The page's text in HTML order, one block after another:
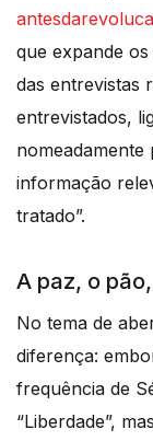
que expande
das entrevistas
entrevistados,
nomeadamente
informação
tratado”.
A paz, o
No tema de
diferença:
frequência de
“Liberdade”,